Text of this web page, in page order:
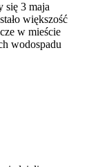
się 3 maja
większość
w mieście
wodospadu